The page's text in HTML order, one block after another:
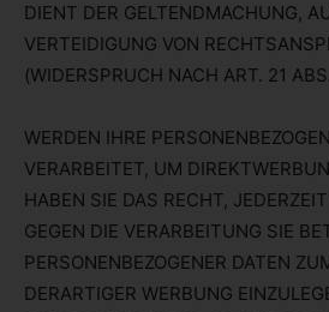
DIENT DER GELTENDMACHUNG,
VERTEIDIGUNG VON
(WIDERSPRUCH NACH ART. 21
WERDEN IHRE
VERARBEITET, UM
HABEN SIE DAS RECHT,
GEGEN DIE VERARBEITUNG SIE
PERSONENBEZOGENER DATEN
DERARTIGER WERBUNG